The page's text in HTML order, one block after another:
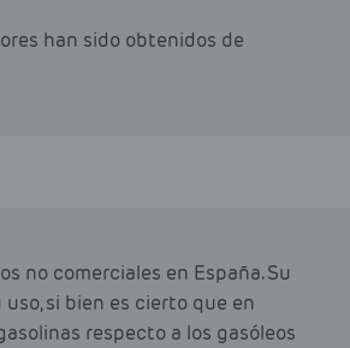
han sido obtenidos de
no comerciales en España. Su
si bien es cierto que en
respecto a los gasóleos